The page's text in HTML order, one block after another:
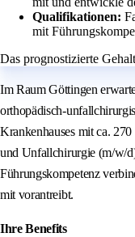
Qualifikationen:
mit
Das prognostizierte
Im Raum Göttingen
orthopädisch-
Krankenhauses mit ca.
und Unfallchirurgie (m/w/
Führungskompetenz
mit vorantreibt.
Ihre Benefits